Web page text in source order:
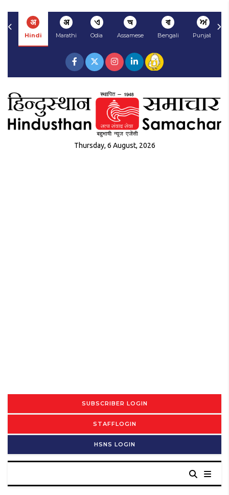
अ
Hindi
अ
Marathi
ଏ
Odia
অ
Assamese
বা
Bengali
ਅ
Punjabi
Thursday, 6 August, 2026
SUBSCRIBER LOGIN
STAFFLOGIN
HSNS LOGIN